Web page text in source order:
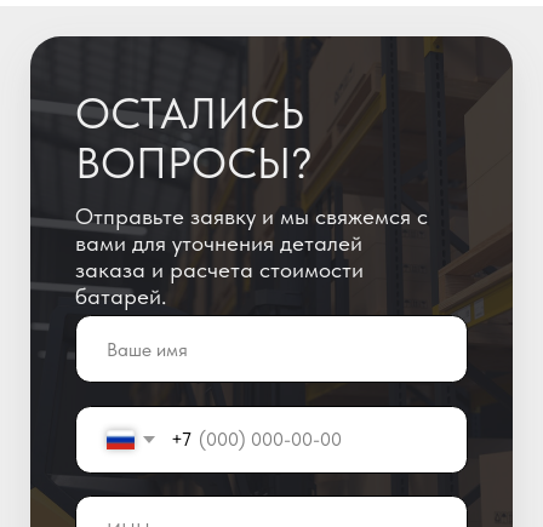
Отправляя заявку, Вы автоматически
даете согласие на обработку
персональных данных!
info@yigitaku.ru
+7 (800) 600-51-65